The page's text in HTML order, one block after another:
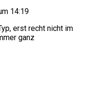
14:19
erst recht nicht im
ganz